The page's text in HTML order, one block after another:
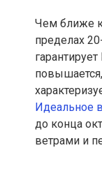
Чем ближе к
пределах
Идеальное
до конца
ветрами и